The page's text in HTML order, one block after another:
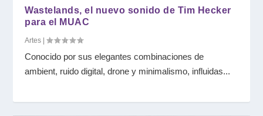
Wastelands, el nuevo sonido de Tim Hecker
para el MUAC
Artes |
Conocido por sus elegantes combinaciones de
ambient, ruido digital, drone y minimalismo, influidas...